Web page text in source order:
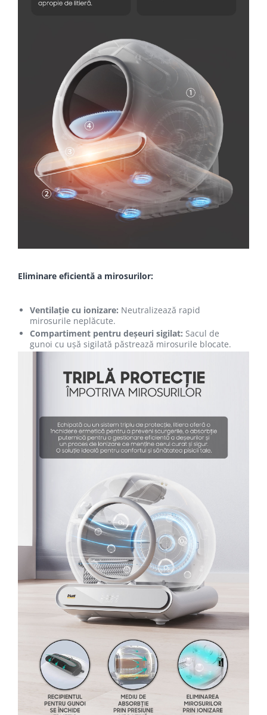
Eliminare eficientă a mirosurilor:
Ventilație cu ionizare: Neutralizează rapid
mirosurile neplăcute.
Compartiment pentru deșeuri sigilat: Sacul de
gunoi cu ușă sigilată păstrează mirosurile blocate.